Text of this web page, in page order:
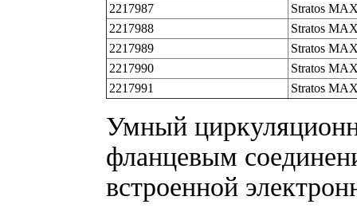
2217987
Stratos
2217988
Stratos
2217989
Stratos
2217990
Stratos
2217991
Stratos
Умный
фланцевым
встроенной